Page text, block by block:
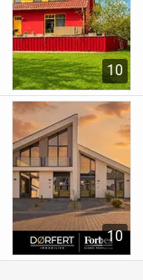
10
10